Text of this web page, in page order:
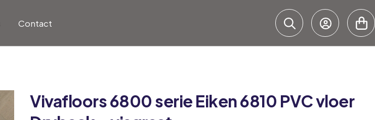
Contact
Vivafloors6800 serie Eiken 6810 PVC vloer